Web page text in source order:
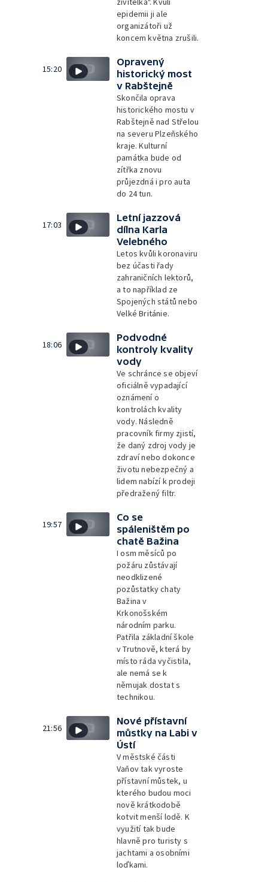
epidemii ji ale
organizátoři už
koncem května zrušili.
15:20
Opravený
historický most
v Rabštejně
Skončila oprava
historického mostu v
Rabštejně nad Střelou
na severu Plzeňského
kraje. Kulturní
památka bude od
zítřka znovu
průjezdná i pro auta
do 24 tun.
17:03
Letní jazzová
dílna Karla
Velebného
Letos kvůli koronaviru
bez účasti řady
zahraničních lektorů,
a to například ze
Spojených států nebo
Velké Británie.
18:06
Podvodné
kontroly kvality
vody
Ve schránce se objeví
oficiálně vypadající
oznámení o
kontrolách kvality
vody. Následně
pracovník firmy zjistí,
že daný zdroj vody je
zdraví nebo dokonce
životu nebezpečný a
lidem nabízí k prodeji
předražený filtr.
19:57
Co se
spáleništěm po
chatě Bažina
I osm měsíců po
požáru zůstávají
neodklizené
pozůstatky chaty
Bažina v
Krkonošském
národním parku.
Patřila základní škole
v Trutnově, která by
místo ráda vyčistila,
ale nemá se k
němujak dostat s
technikou.
21:56
Nové přístavní
můstky na Labi v
Ústí
V městské části
Vaňov tak vyroste
přístavní můstek, u
kterého budou moci
nově krátkodobě
kotvit menší lodě. K
využití tak bude
hlavně pro turisty s
jachtami a osobními
loďkami.